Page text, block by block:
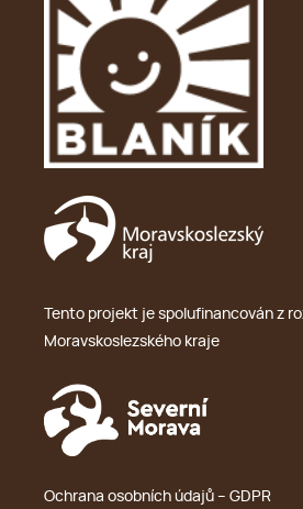
Tento projekt je spolufinancován z
Moravskoslezského kraje
Ochrana osobních údajů – GDPR